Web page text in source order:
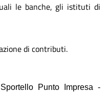
le banche, gli istituti di
di contributi.
Punto Impresa -